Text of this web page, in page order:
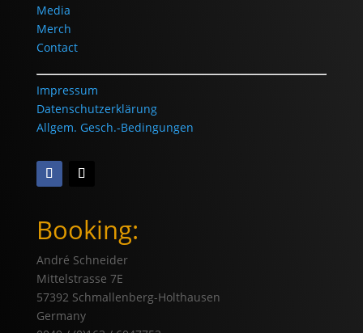
Media
Merch
Contact
Impressum
Datenschutzerklärung
Allgem. Gesch.-Bedingungen
Booking:
André Schneider
Mittelstrasse 7E
57392 Schmallenberg-Holthausen
Germany